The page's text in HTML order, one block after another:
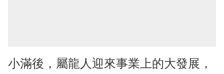
小滿後，屬龍人迎來事業上的大發展，